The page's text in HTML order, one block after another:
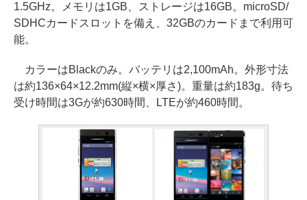
1.5GHz。メモリは1GB、ストレージは16GB。microSD/
SDHCカードスロットを備え、32GBのカードまで利用可
能。
カラーはBlackのみ。バッテリは2,100mAh。外形寸法
は約136×64×12.2mm(縦×横×厚さ)。重量は約183g。待ち
受け時間は3Gが約630時間、LTEが約460時間。